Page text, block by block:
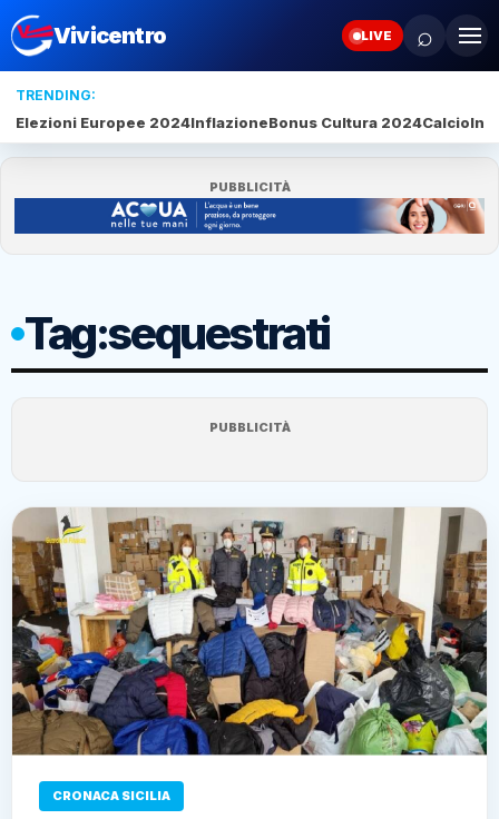
Vivicentro LIVE ⌕
TRENDING:
Elezioni Europee 2024InflazioneBonus Cultura 2024Calcio
PUBBLICITÀ
Tag:sequestrati
PUBBLICITÀ
CRONACA SICILIA